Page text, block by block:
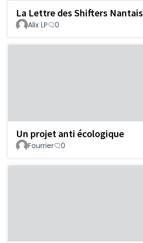
La Lettre des Shifters Nantais
Alix LP 0
Un projet anti écologique
Fourrier 0